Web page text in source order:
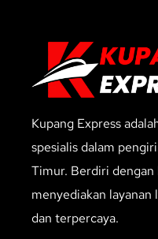
Kupang Express
spesialis dalam
Timur. Berdiri
menyediakan layanan
dan terpercaya.